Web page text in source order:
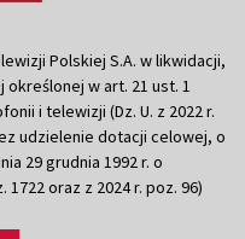
Polskiej S.A. w likwidacji,
w art. 21 ust. 1
i telewizji (Dz. U. z 2022 r.
udzielenie dotacji celowej, o
29 grudnia 1992 r. o
oraz z 2024 r. poz. 96)